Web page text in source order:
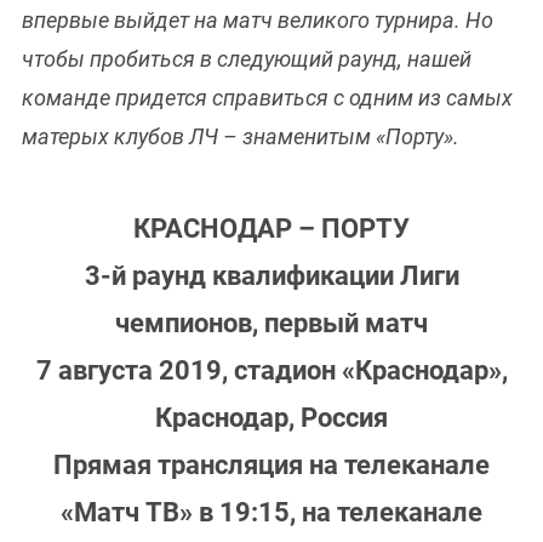
впервые выйдет на матч великого турнира. Но
чтобы пробиться в следующий раунд, нашей
команде придется справиться с одним из самых
матерых клубов ЛЧ – знаменитым «Порту».
КРАСНОДАР – ПОРТУ
3-й раунд квалификации Лиги
чемпионов, первый матч
7 августа 2019, стадион «Краснодар»,
Краснодар, Россия
Прямая трансляция на телеканале
«Матч ТВ» в 19:15, на телеканале